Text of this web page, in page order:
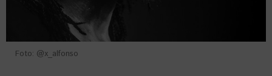
Foto: @x_alfonso